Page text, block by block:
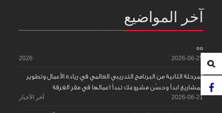
آخر المواضيع
55
2026-06-25
2026
المرحلة الثانية من البرنامج التدريبي العالمي في ريادة الأعمال وتطوير
المشاريع ابدأ وحسّن مشروعك تبدأ اعمالها في مقر الغرفة
2026-06-21 آخر الأخبار